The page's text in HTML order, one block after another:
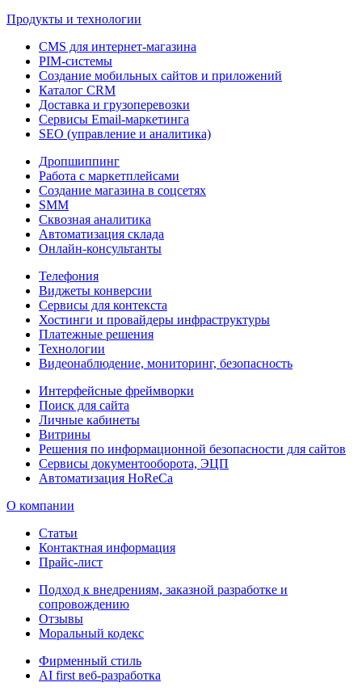
Продукты и технологии
CMS для интернет-магазина
PIM-системы
Создание мобильных сайтов и приложений
Каталог CRM
Доставка и грузоперевозки
Сервисы Email-маркетинга
SEO (управление и аналитика)
Дропшиппинг
Работа с маркетплейсами
Создание магазина в соцсетях
SMM
Сквозная аналитика
Автоматизация склада
Онлайн-консультанты
Телефония
Виджеты конверсии
Сервисы для контекста
Хостинги и провайдеры инфраструктуры
Платежные решения
Технологии
Видеонаблюдение, мониторинг, безопасность
Интерфейсные фреймворки
Поиск для сайта
Личные кабинеты
Витрины
Решения по информационной безопасности для сайтов
Сервисы документооборота, ЭЦП
Автоматизация HoReCa
О компании
Статьи
Контактная информация
Прайс-лист
Подход к внедрениям, заказной разработке и
сопровождению
Отзывы
Моральный кодекс
Фирменный стиль
AI first веб-разработка